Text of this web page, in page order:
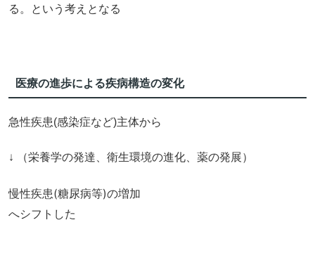
る。という考えとなる
医療の進歩による疾病構造の変化
急性疾患(感染症など)主体から
↓ （栄養学の発達、衛生環境の進化、薬の発展）
慢性疾患(糖尿病等)の増加
へシフトした